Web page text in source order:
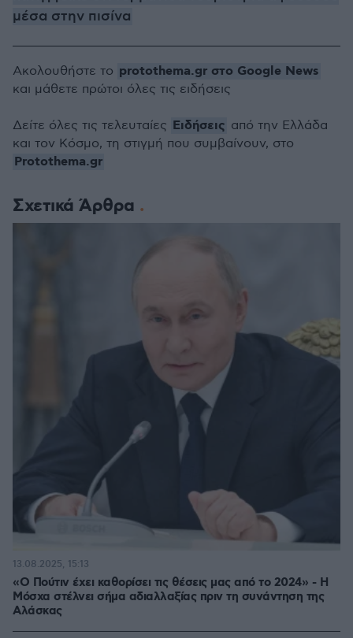
μέσα στην πισίνα
Σχετικά Άρθρα
«Ο Πούτιν έχει καθορίσει τις θέσεις μας από το 2024» - Η
Μόσχα στέλνει σήμα αδιαλλαξίας πριν τη συνάντηση της
Αλάσκας
13.08.2025, 15:13
Ακολουθήστε το protothema.gr στο Google News
και μάθετε πρώτοι όλες τις ειδήσεις
Δείτε όλες τις τελευταίες Ειδήσεις από την Ελλάδα
και τον Κόσμο, τη στιγμή που συμβαίνουν, στο
Protothema.gr